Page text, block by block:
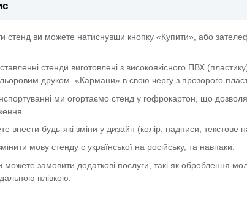
стенд ви можете натиснувши кнопку «Купити», або
стенди виготовлені з високоякісного ПВХ
друком. «Кармани» в свою чергу з прозорого
ми огортаємо стенд у гофрокартон, що
внести будь-які зміни у дизайн (колір, надписи, текстове
мову стенду с української на російську, та навпаки.
можете замовити додаткові послуги, такі як оброблення
плівкою.